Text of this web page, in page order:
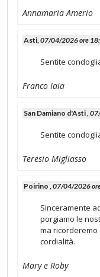
Annamaria Amerio
Asti,07/04/2026 ore
Sentite
Franco Iaia
San Damiano d'Asti ,
Sentite
Teresio Migliasso
Poirino ,07/04/2026
Sinceramente
porgiamo le
ma ricorderemo
cordialità.
Mary e Roby